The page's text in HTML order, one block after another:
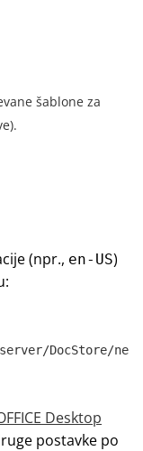
šablone za
(npr., en-US)
DocStore/ne
Desktop
postavke po